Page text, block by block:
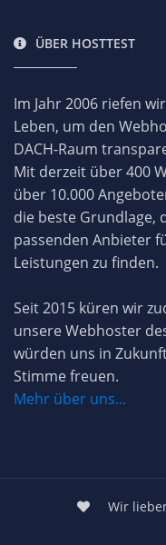
ÜBER HOSTTEST
Im Jahr 2006 riefen wir
Leben, um den
DACH-Raum
Mit derzeit über 400
über 10.000
die beste Grundlage,
passenden Anbieter
Leistungen zu finden.
Seit 2015 küren wir
unsere Webhoster
würden uns in
Stimme freuen.
Mehr über uns...
Wir